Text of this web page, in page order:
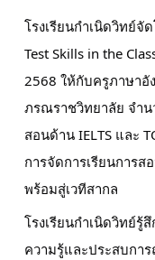
ปฎิทินการศึกษา
โรงเรียนกำเนิดวิทย์จั
Test Skills in the
2568 ให้กับครูภาษาอั
ภรณราชวิทยาลัย จำน
สอนด้าน IELTS และ
การจัดการเรียนการ
พร้อมสู่เวทีสากล
โรงเรียนกำเนิดวิทย์รู้
ความรู้และประสบกา